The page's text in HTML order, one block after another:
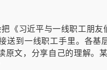
《习近平与一线职工朋
送到一线职工手里。各
原文，分享自己的理解。